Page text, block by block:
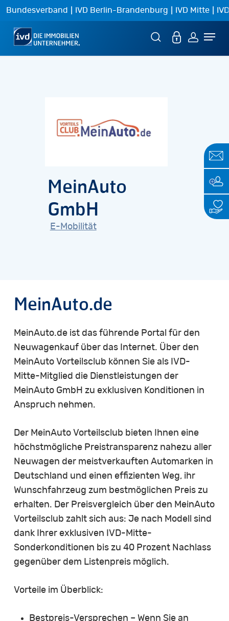
Skip
main
Bundesverband | IVD Berlin-Brandenburg | IVD Mitte |
MeinAuto
GmbH
E-Mobilität
MeinAuto.de
MeinAuto.de ist das führende Portal für den
Neuwagenkauf über das Internet. Über den
MeinAuto Vorteilsclub können Sie als IVD-
Mitte-Mitglied die Dienstleistungen der
MeinAuto GmbH zu exklusiven Konditionen in
Anspruch nehmen.
Der MeinAuto Vorteilsclub bieten Ihnen eine
höchstmögliche Preistransparenz nahezu aller
Neuwagen der meistverkauften Automarken in
Deutschland und einen effizienten Weg, ihr
Wunschfahrzeug zum bestmöglichen Preis zu
erhalten. Der Preisvergleich über den MeinAuto
Vorteilsclub zahlt sich aus: Je nach Modell sind
dank Ihrer exklusiven IVD-Mitte-
Sonderkonditionen bis zu 40 Prozent Nachlass
gegenüber dem Listenpreis möglich.
Vorteile im Überblick:
Bestpreis-Versprechen – Wenn Sie an